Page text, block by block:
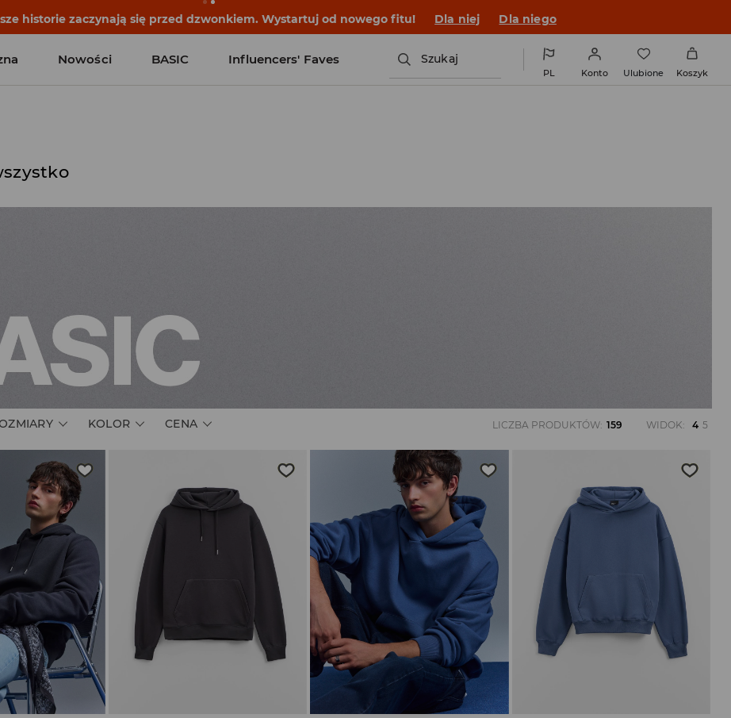
historie zaczynają się przed dzwonkiem. Wystartuj od nowego fitu! Dla niej Dla niego
Nowości BASIC Influencers' Faves Szukaj
PL Konto Ulubione Koszyk
KOLOR CENA LICZBA PRODUKTÓW: 159 WIDOK: 4 5